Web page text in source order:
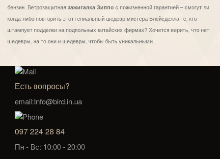
бензин. Ветрозащитная зажигалка Зиппо с пожизненной гарантией – смогут ли
когда-либо повторить этот гениальный шедевр мистера Блейсделла те, кто
штампует подделки на подпольных китайских фирмах? Хочется верить, что нет:
шедевры, на то они и шедевры, чтобы быть уникальными.
Есть вопросы?
email:Info@bird.in.ua
097 224 28 84
Пн - Вс: 10:00 - 20:00